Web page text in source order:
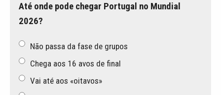
Até onde pode chegar Portugal no Mundial
2026?
Não passa da fase de grupos
Chega aos 16 avos de final
Vai até aos «oitavos»